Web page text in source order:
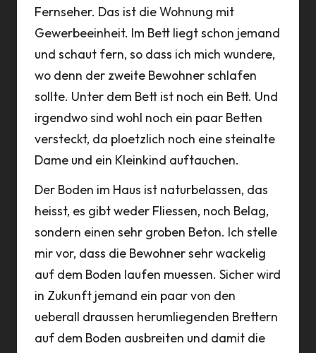
Fernseher. Das ist die Wohnung mit
Gewerbeeinheit. Im Bett liegt schon jemand
und schaut fern, so dass ich mich wundere,
wo denn der zweite Bewohner schlafen
sollte. Unter dem Bett ist noch ein Bett. Und
irgendwo sind wohl noch ein paar Betten
versteckt, da ploetzlich noch eine steinalte
Dame und ein Kleinkind auftauchen.
Der Boden im Haus ist naturbelassen, das
heisst, es gibt weder Fliessen, noch Belag,
sondern einen sehr groben Beton. Ich stelle
mir vor, dass die Bewohner sehr wackelig
auf dem Boden laufen muessen. Sicher wird
in Zukunft jemand ein paar von den
ueberall draussen herumliegenden Brettern
auf dem Boden ausbreiten und damit die